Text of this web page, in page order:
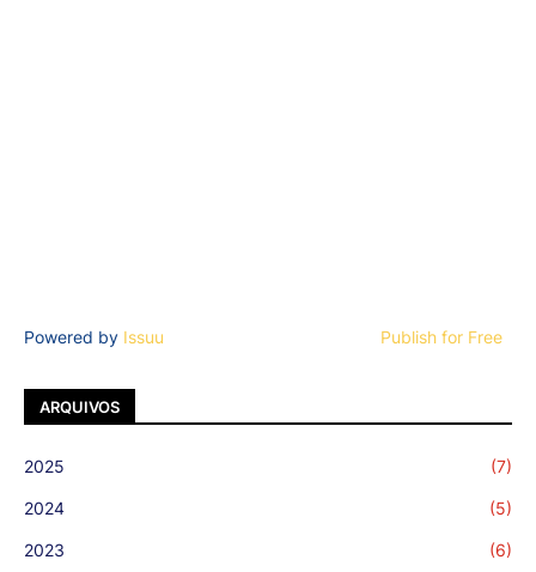
Powered by Issuu Publish for Free
ARQUIVOS
2025 (7)
2024 (5)
2023 (6)